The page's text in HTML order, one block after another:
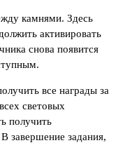
камнями. Здесь
активировать
снова появится
все награды за
световых
получить
завершение задания,